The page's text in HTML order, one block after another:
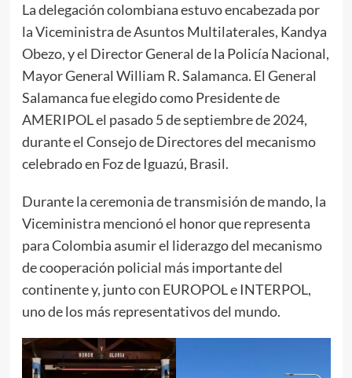
La delegación colombiana estuvo encabezada por
la Viceministra de Asuntos Multilaterales, Kandya
Obezo, y el Director General de la Policía Nacional,
Mayor General William R. Salamanca. El General
Salamanca fue elegido como Presidente de
AMERIPOL el pasado 5 de septiembre de 2024,
durante el Consejo de Directores del mecanismo
celebrado en Foz de Iguazú, Brasil.
Durante la ceremonia de transmisión de mando, la
Viceministra mencionó el honor que representa
para Colombia asumir el liderazgo del mecanismo
de cooperación policial más importante del
continente y, junto con EUROPOL e INTERPOL,
uno de los más representativos del mundo.